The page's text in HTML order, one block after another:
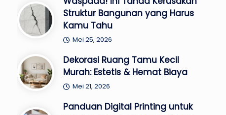
Struktur Bangunan yang Harus
Kamu Tahu
Mei 25, 2026
Dekorasi Ruang Tamu Kecil
Murah: Estetis & Hemat Biaya
Mei 21, 2026
Panduan Digital Printing untuk